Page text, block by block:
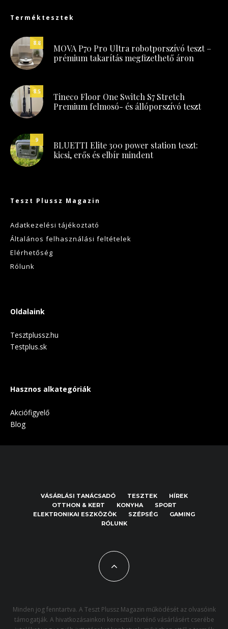
Terméktesztek
8.8
MOVA P70 Pro Ultra robotporszívó teszt –
prémium takarítás megfizethető áron
8.5
Tineco Floor One Switch S7 Stretch
Premium felmosó- és állóporszívó teszt
9
BLUETTI Elite 300 power station teszt:
kicsi, erős és elbír mindent
Teszt Plussz Magazin
Adatkezelési tájékoztató
Általános felhasználási feltételek
Elérhetőség
Rólunk
Oldalaink
Tesztplussz.hu
Testplus.sk
Hasznos alkategóriák
Akciófigyelő
Blog
VÁSÁRLÁSI TANÁCSADÓ TESZTEK
HÍREK
OTTHON & KERT
KONYHA
SPORT
ELEKTRONIKAI ESZKÖZÖK
SZÉPSÉG
GAMING
RÓLUNK
Minden jog fenntartva. A Teszt Plussz Magazin működését az olvasóink
támogatják. A hivatkozásainkon keresztül történő vásárlásért cserébe